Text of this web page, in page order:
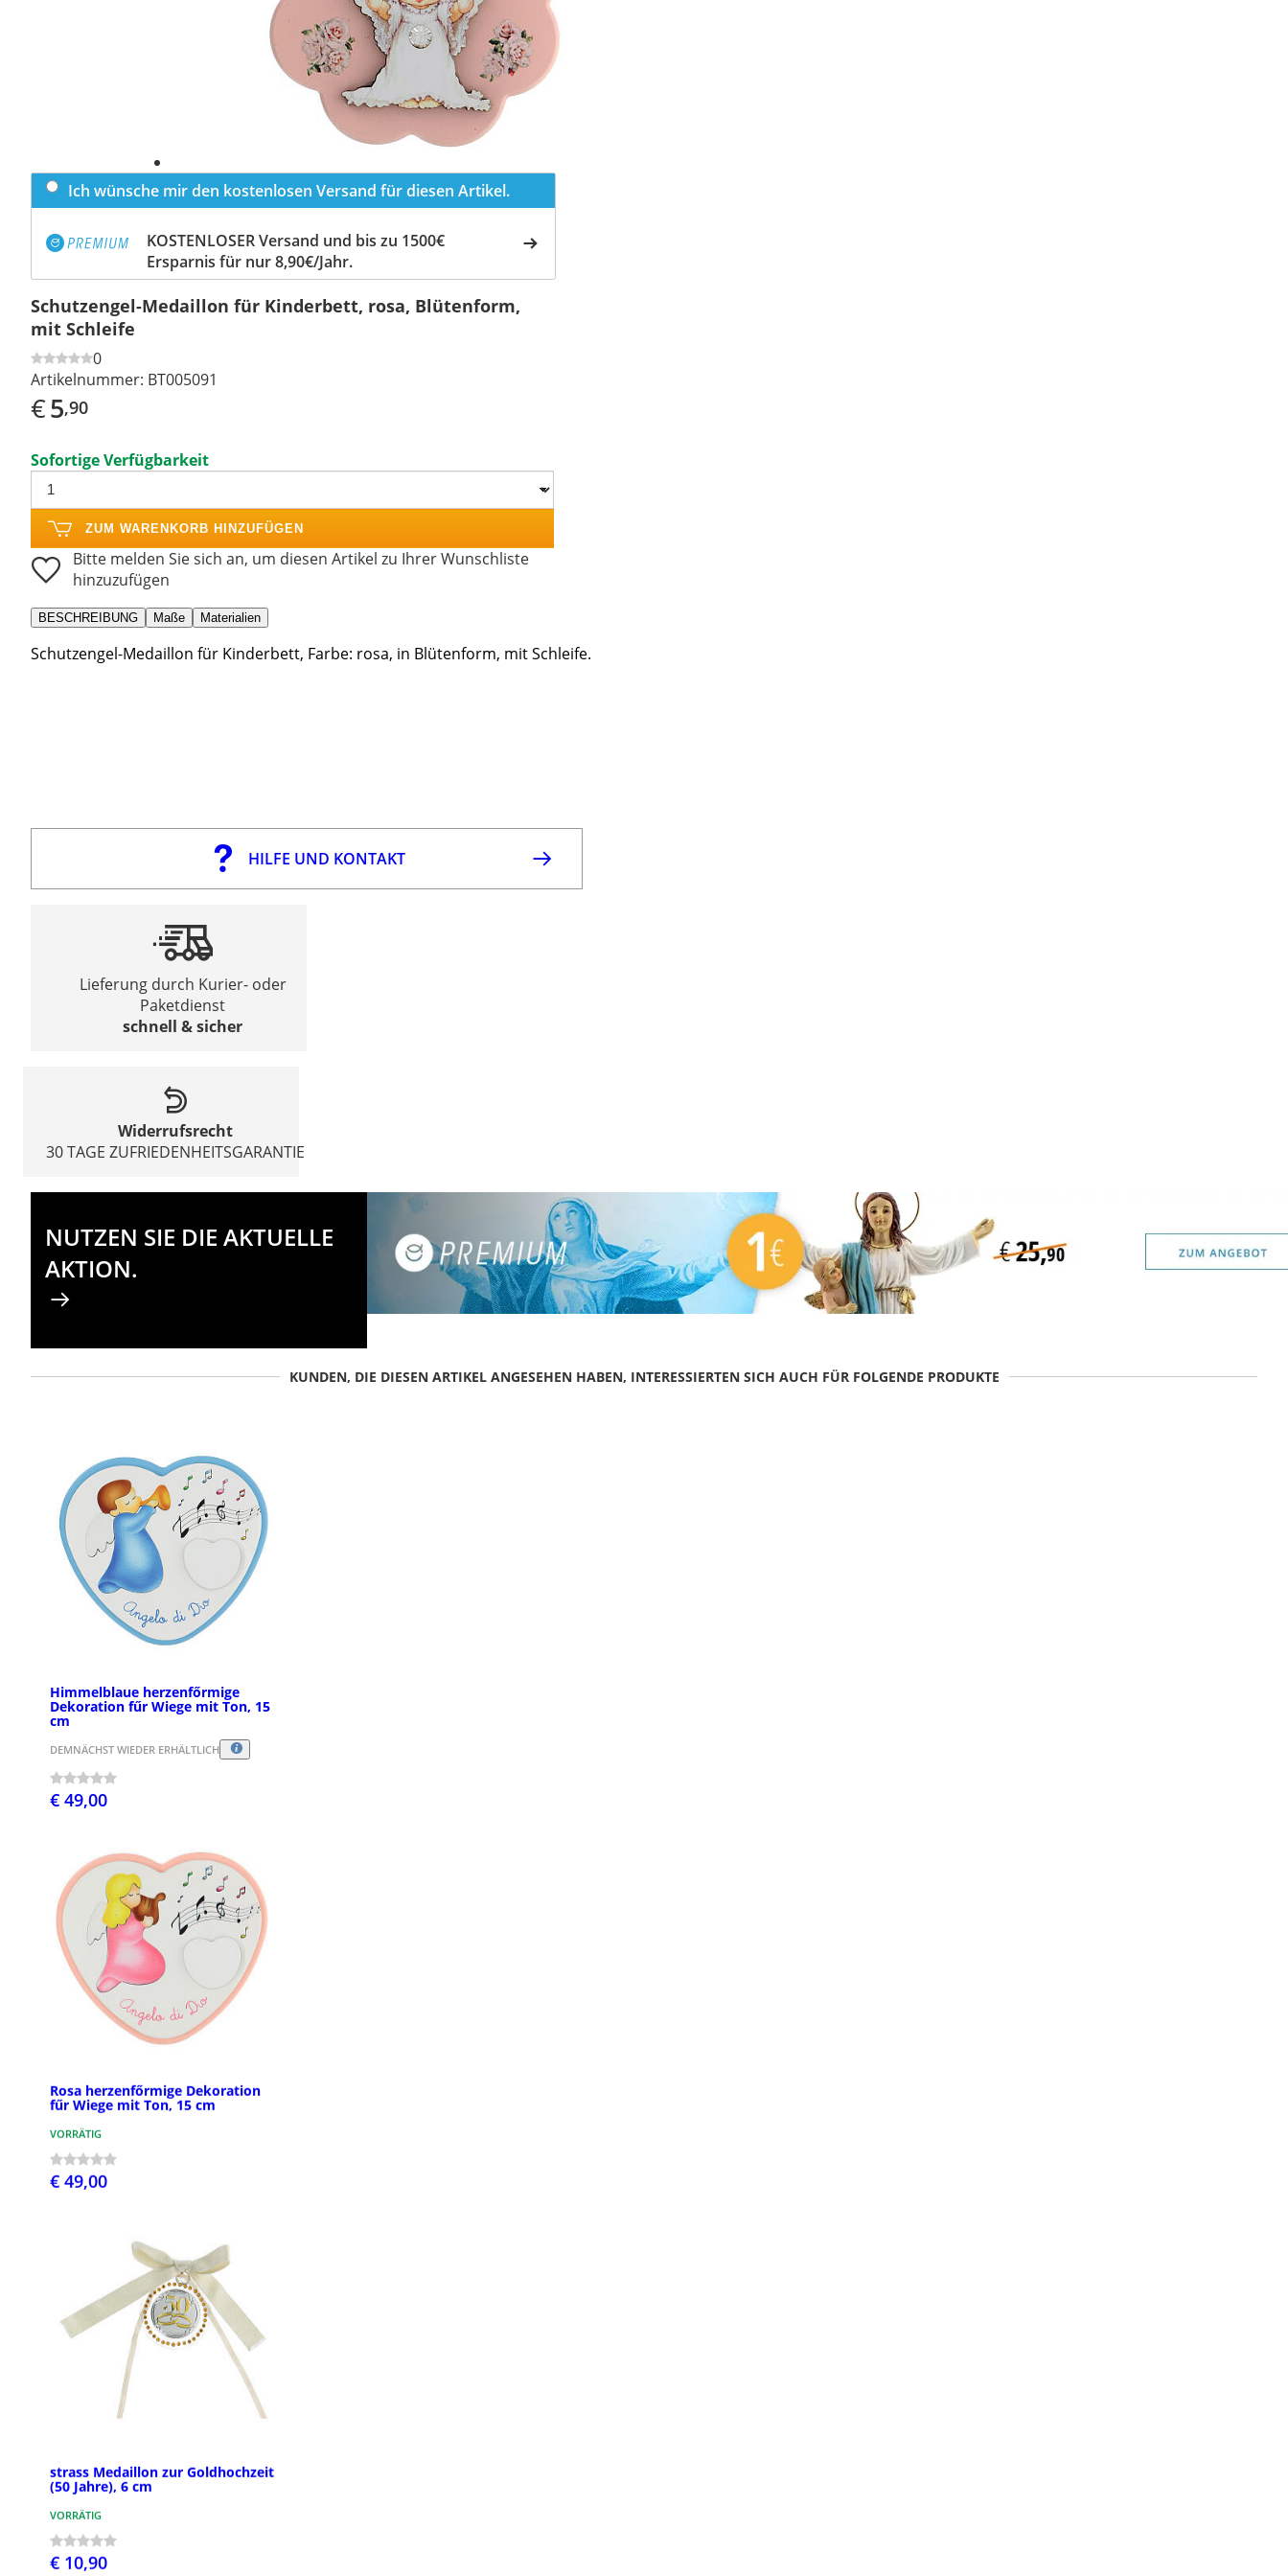
Ich wünsche mir den kostenlosen Versand für diesen Artikel.
KOSTENLOSER Versand und bis zu 1500€
Ersparnis für nur 8,90€/Jahr.
Schutzengel-Medaillon für Kinderbett, rosa, Blütenform,
mit Schleife
0
Artikelnummer: BT005091
€5,90
Sofortige Verfügbarkeit
ZUM WARENKORB HINZUFÜGEN
Bitte melden Sie sich an, um diesen Artikel zu Ihrer Wunschliste
hinzuzufügen
BESCHREIBUNG Maße Materialien
Schutzengel-Medaillon für Kinderbett, Farbe: rosa, in Blütenform, mit Schleife.
HILFE UND KONTAKT
Lieferung durch Kurier- oder
Paketdienst
schnell & sicher
Widerrufsrecht
30 TAGE ZUFRIEDENHEITSGARANTIE
NUTZEN SIE DIE AKTUELLE
AKTION.
KUNDEN, DIE DIESEN ARTIKEL ANGESEHEN HABEN, INTERESSIERTEN SICH AUCH FÜR FOLGENDE PRODUKTE
Himmelblaue herzenfőrmige
Dekoration fűr Wiege mit Ton, 15
cm
DEMNÄCHST WIEDER ERHÄLTLICH
€ 49,00
Rosa herzenfőrmige Dekoration
fűr Wiege mit Ton, 15 cm
VORRÄTIG
€ 49,00
strass Medaillon zur Goldhochzeit
(50 Jahre), 6 cm
VORRÄTIG
€ 10,90